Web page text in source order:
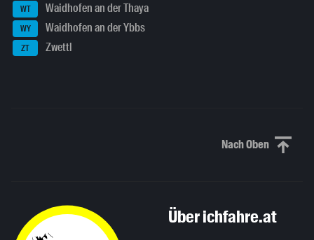
WT Waidhofen an der Thaya
WY Waidhofen an der Ybbs
ZT Zwettl
Nach ObenNach oben
Über ichfahre.at